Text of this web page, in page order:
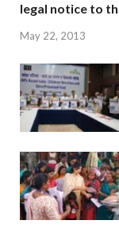
legal notice to
May 22, 2013